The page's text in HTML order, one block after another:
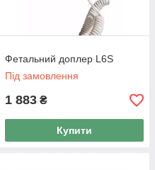
Фетальний доплер L6S
Під замовлення
1 883 ₴
Купити